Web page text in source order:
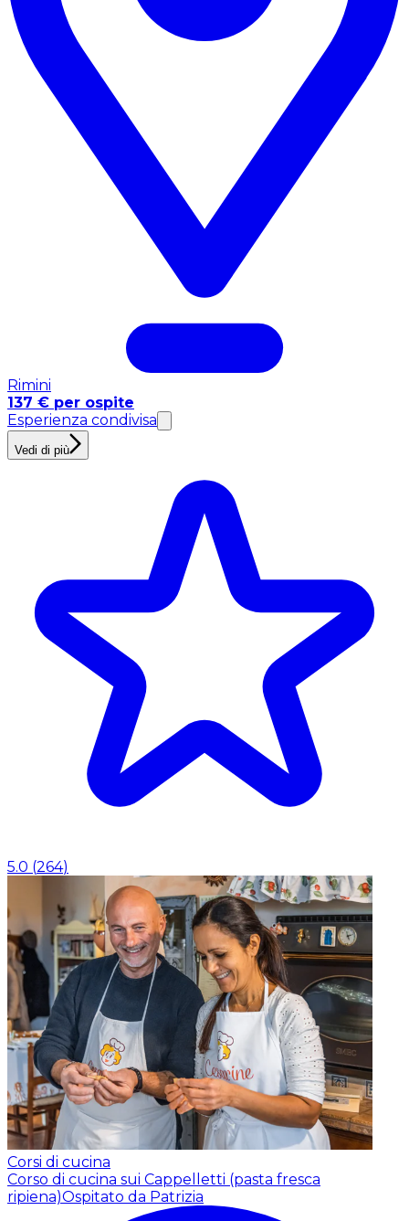
Rimini
137 € per ospite
Esperienza condivisa
Vedi di più
5.0 (264)
Corsi di cucina
Corso di cucina sui Cappelletti (pasta fresca
ripiena)Ospitato da Patrizia